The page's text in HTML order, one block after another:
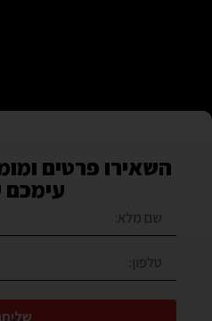
השאירו פרטים